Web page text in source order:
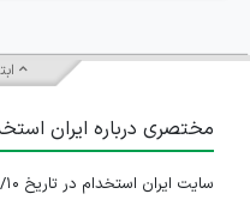
مختصری درباره ایران